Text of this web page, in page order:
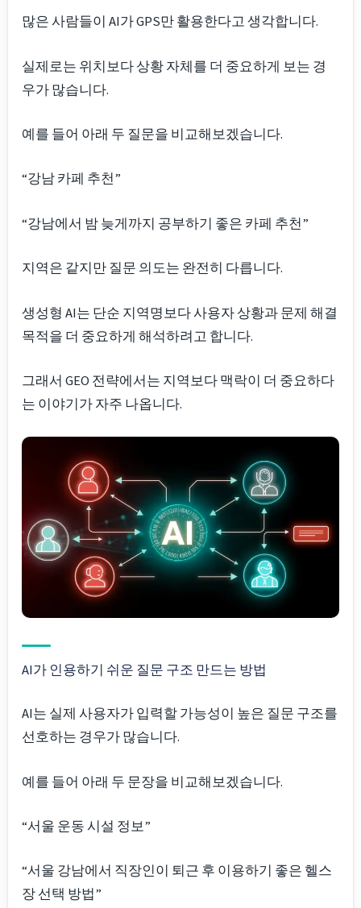
많은 사람들이 AI가 GPS만 활용한다고 생각합니다.
실제로는 위치보다 상황 자체를 더 중요하게 보는 경
우가 많습니다.
예를 들어 아래 두 질문을 비교해보겠습니다.
“강남 카페 추천”
“강남에서 밤 늦게까지 공부하기 좋은 카페 추천”
지역은 같지만 질문 의도는 완전히 다릅니다.
생성형 AI는 단순 지역명보다 사용자 상황과 문제 해결
목적을 더 중요하게 해석하려고 합니다.
그래서 GEO 전략에서는 지역보다 맥락이 더 중요하다
는 이야기가 자주 나옵니다.
AI가 인용하기 쉬운 질문 구조 만드는 방법
AI는 실제 사용자가 입력할 가능성이 높은 질문 구조를
선호하는 경우가 많습니다.
예를 들어 아래 두 문장을 비교해보겠습니다.
“서울 운동 시설 정보”
“서울 강남에서 직장인이 퇴근 후 이용하기 좋은 헬스
장 선택 방법”